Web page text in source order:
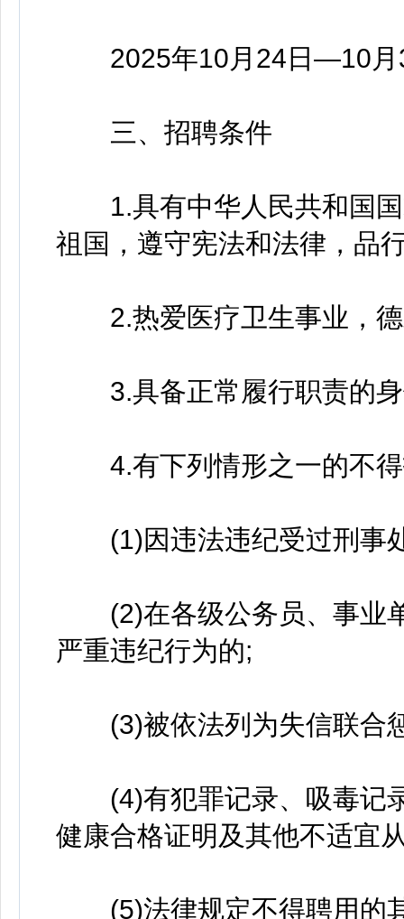
2025年10月24日—10月
三、招聘条件
1.具有中华人民共和国国
祖国，遵守宪法和法律，品
2.热爱医疗卫生事业，德
3.具备正常履行职责的身
4.有下列情形之一的不得
(1)因违法违纪受过刑事
(2)在各级公务员、事业
严重违纪行为的;
(3)被依法列为失信联合
(4)有犯罪记录、吸毒记
健康合格证明及其他不适宜
(5)法律规定不得聘用的